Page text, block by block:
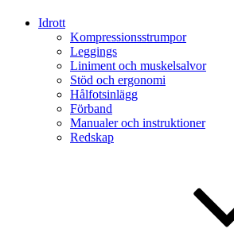
Idrott
Kompressionsstrumpor
Leggings
Liniment och muskelsalvor
Stöd och ergonomi
Hålfotsinlägg
Förband
Manualer och instruktioner
Redskap